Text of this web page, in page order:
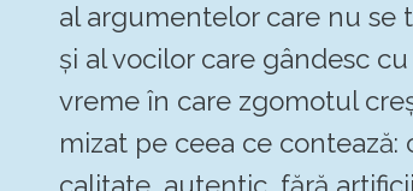
al argumentelor care nu se
și al vocilor care gândesc
vreme în care zgomotul
mizat pe ceea ce